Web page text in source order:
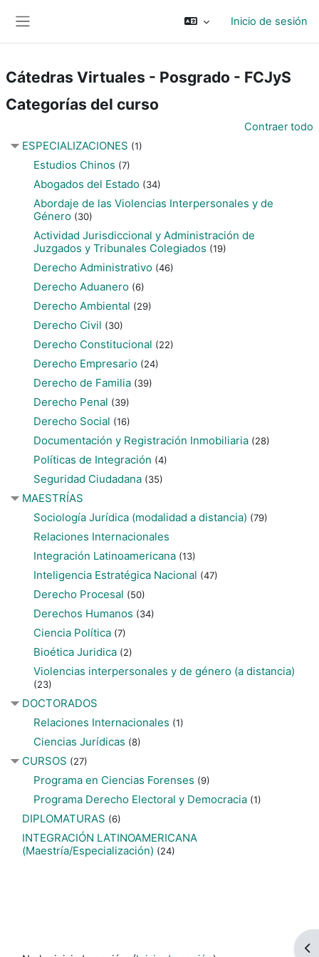
Inicio de sesión
Cátedras Virtuales - Posgrado - FCJyS
Categorías del curso
Contraer todo
ESPECIALIZACIONES (1)
Estudios Chinos (7)
Abogados del Estado (34)
Abordaje de las Violencias Interpersonales y de
Género (30)
Actividad Jurisdiccional y Administración de
Juzgados y Tribunales Colegiados (19)
Derecho Administrativo (46)
Derecho Aduanero (6)
Derecho Ambiental (29)
Derecho Civil (30)
Derecho Constitucional (22)
Derecho Empresario (24)
Derecho de Familia (39)
Derecho Penal (39)
Derecho Social (16)
Documentación y Registración Inmobiliaria (28)
Políticas de Integración (4)
Seguridad Ciudadana (35)
MAESTRÍAS
Sociología Jurídica (modalidad a distancia) (79)
Relaciones Internacionales
Integración Latinoamericana (13)
Inteligencia Estratégica Nacional (47)
Derecho Procesal (50)
Derechos Humanos (34)
Ciencia Política (7)
Bioética Juridica (2)
Violencias interpersonales y de género (a distancia)
(23)
DOCTORADOS
Relaciones Internacionales (1)
Ciencias Jurídicas (8)
CURSOS (27)
Programa en Ciencias Forenses (9)
Programa Derecho Electoral y Democracia (1)
DIPLOMATURAS (6)
INTEGRACIÓN LATINOAMERICANA
(Maestría/Especialización) (24)